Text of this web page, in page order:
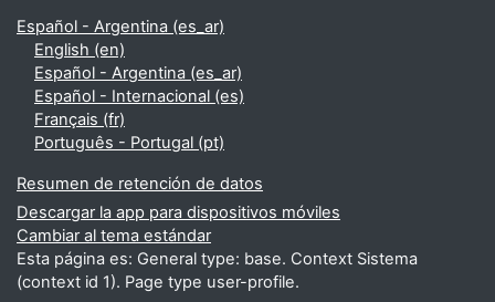
Español - Argentina ‎(es_ar)‎
English ‎(en)‎
Español - Argentina ‎(es_ar)‎
Español - Internacional ‎(es)‎
Français ‎(fr)‎
Português - Portugal ‎(pt)‎
Resumen de retención de datos
Descargar la app para dispositivos móviles
Cambiar al tema estándar
Esta página es: General type: base. Context Sistema
(context id 1). Page type user-profile.